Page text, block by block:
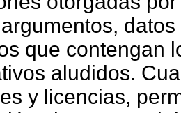
que contengan
aludidos.
y licencias,